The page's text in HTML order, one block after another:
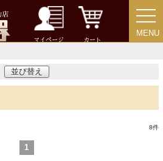
マイページ カート
MENU
MENU
並び替え
8件
1
途別で楽器を探す